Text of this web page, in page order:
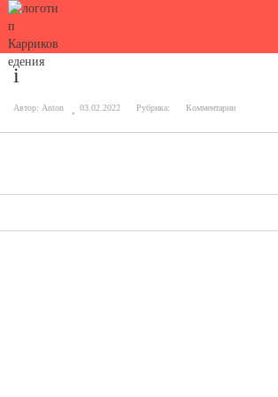
i
Автор: Anton 03.02.2022 Рубрика: Комментарии